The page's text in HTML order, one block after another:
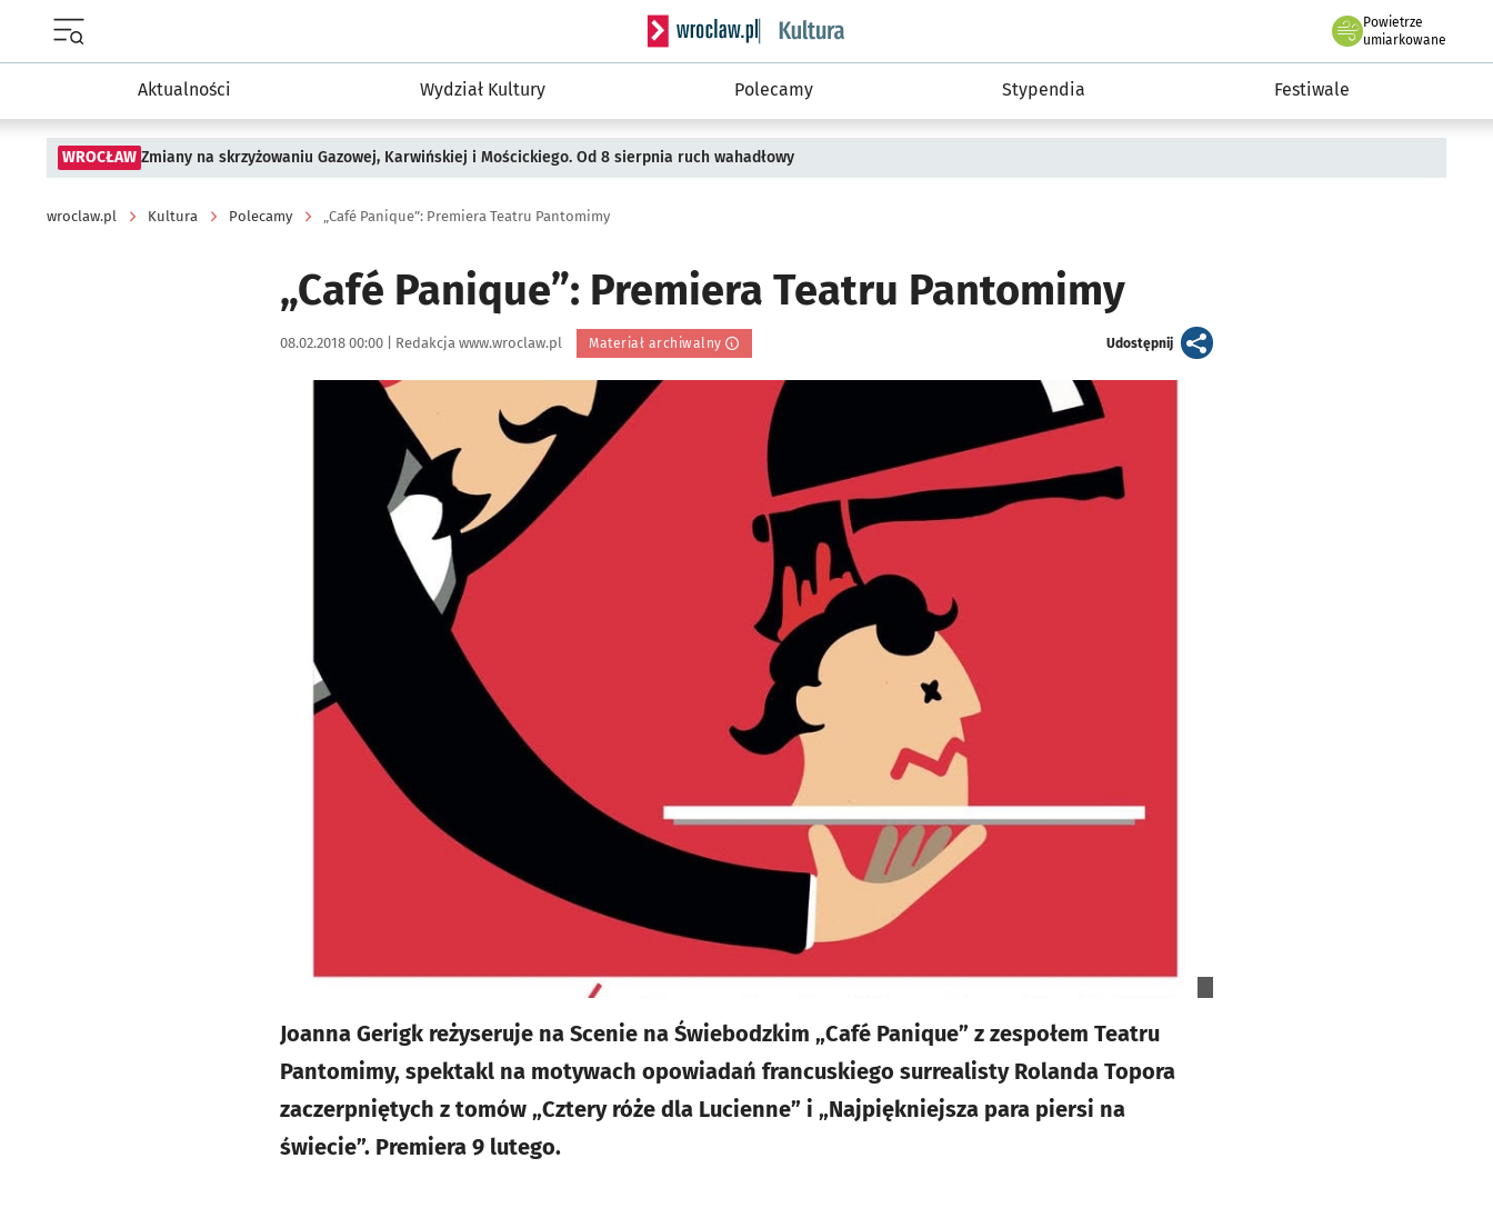
Serwis informacyjny wroclaw.pl podserwis: Kultura
Powietrze
we Wrocławiu
umiarkowane
Aktualności Wydział Kultury Polecamy Stypendia Festiwale
WROCŁAW Zmiany na skrzyżowaniu Gazowej, Karwińskiej i Mościckiego. Od 8 sierpnia ruch wahadłowy
wroclaw.pl Kultura Polecamy „Café Panique”: Premiera Teatru Pantomimy
„Café Panique”: Premiera Teatru Pantomimy
Data publikacji:
08.02.2018 00:00 | Autor:
Redakcja www.wroclaw.pl Materiał archiwalny Udostępnijartykuł
Kliknij, aby powiększyć
Joanna Gerigk reżyseruje na Scenie na Świebodzkim „Café Panique” z zespołem Teatru
Pantomimy, spektakl na motywach opowiadań francuskiego surrealisty Rolanda Topora
zaczerpniętych z tomów „Cztery róże dla Lucienne” i „Najpiękniejsza para piersi na
świecie”. Premiera 9 lutego.